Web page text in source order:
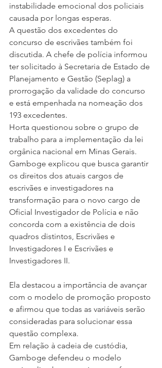
instabilidade emocional dos policiais
causada por longas esperas.
A questão dos excedentes do
concurso de escrivães também foi
discutida. A chefe de polícia informou
ter solicitado à Secretaria de Estado de
Planejamento e Gestão (Seplag) a
prorrogação da validade do concurso
e está empenhada na nomeação dos
193 excedentes.
Horta questionou sobre o grupo de
trabalho para a implementação da lei
orgânica nacional em Minas Gerais.
Gamboge explicou que busca garantir
os direitos dos atuais cargos de
escrivães e investigadores na
transformação para o novo cargo de
Oficial Investigador de Polícia e não
concorda com a existência de dois
quadros distintos, Escrivães e
Investigadores I e Escrivães e
Investigadores II.
Ela destacou a importância de avançar
com o modelo de promoção proposto
e afirmou que todas as variáveis serão
consideradas para solucionar essa
questão complexa.
Em relação à cadeia de custódia,
Gamboge defendeu o modelo